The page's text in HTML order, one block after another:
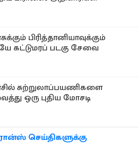
பிரித்தானியாவுக்கும்
கட்டுமரப் படகு சேவை
சுற்றுலாப்பயணிகளை
ஒரு புதிய மோசடி
செய்திகளுக்கு